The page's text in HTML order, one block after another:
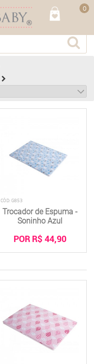
0
CÓD: G853
Trocador de Espuma -
Soninho Azul
POR R$ 44,90